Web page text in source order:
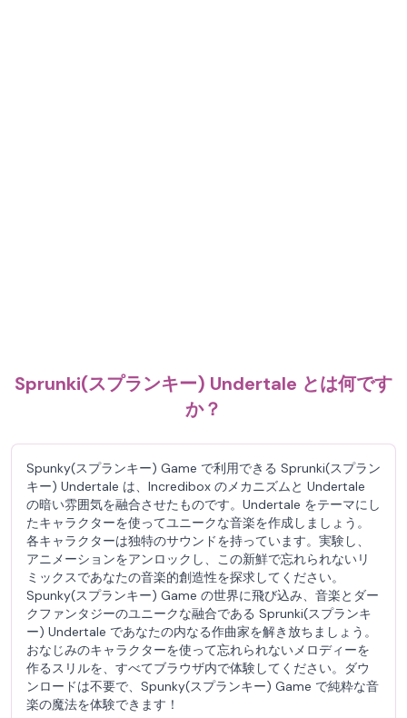
Sprunki(スプランキー) Undertale とは何です
か？
Spunky(スプランキー) Game で利用できる Sprunki(スプラン
キー) Undertale は、Incredibox のメカニズムと Undertale
の暗い雰囲気を融合させたものです。Undertale をテーマにし
たキャラクターを使ってユニークな音楽を作成しましょう。
各キャラクターは独特のサウンドを持っています。実験し、
アニメーションをアンロックし、この新鮮で忘れられないリ
ミックスであなたの音楽的創造性を探求してください。
Spunky(スプランキー) Game の世界に飛び込み、音楽とダー
クファンタジーのユニークな融合である Sprunki(スプランキ
ー) Undertale であなたの内なる作曲家を解き放ちましょう。
おなじみのキャラクターを使って忘れられないメロディーを
作るスリルを、すべてブラウザ内で体験してください。ダウ
ンロードは不要で、Spunky(スプランキー) Game で純粋な音
楽の魔法を体験できます！